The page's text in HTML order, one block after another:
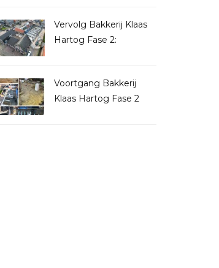
Vervolg Bakkerij Klaas
Hartog Fase 2:
Voortgang Bakkerij
Klaas Hartog Fase 2